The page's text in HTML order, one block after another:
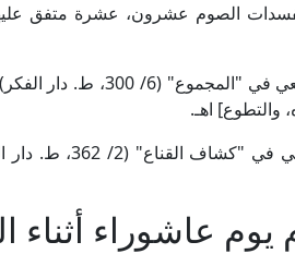
الصوم عشرون، عشرة متفق
وقال الإمام النَّوَوِي
اهـ.
وقال الإمام
عاشوراء أثناء